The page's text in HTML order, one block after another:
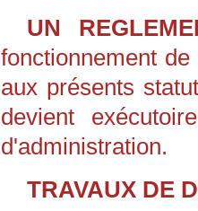
UN
fonctionnement
aux présents
devient
d'administration.
TRAVAUX DE